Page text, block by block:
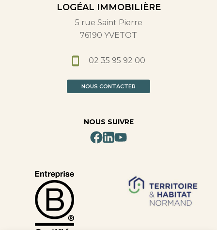
LOGÉAL IMMOBILIÈRE
5 rue Saint Pierre
76190 YVETOT
02 35 95 92 00
NOUS CONTACTER
NOUS SUIVRE